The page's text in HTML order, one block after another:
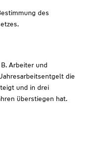
des
Arbeiter und
die
und in drei
überstiegen hat.